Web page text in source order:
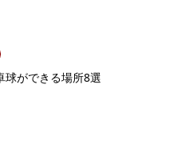
球ができる場所8選